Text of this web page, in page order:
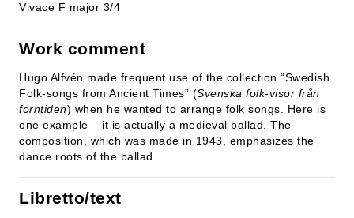
Vivace F major 3/4
Work comment
Hugo Alfvén made frequent use of the collection “Swedish
Folk-songs from Ancient Times” (Svenska folk-visor från
forntiden) when he wanted to arrange folk songs. Here is
one example – it is actually a medieval ballad. The
composition, which was made in 1943, emphasizes the
dance roots of the ballad.
Libretto/text